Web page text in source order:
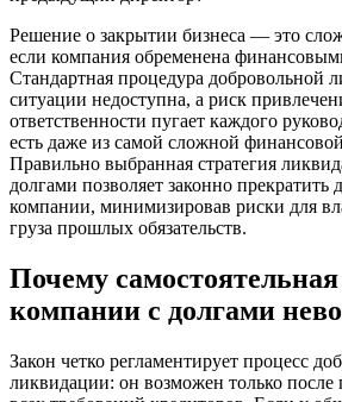
Решение о закрытии бизнеса — это
если компания обременена
Стандартная процедура добровольной
ситуации недоступна, а риск
ответственности пугает каждого
есть даже из самой сложной
Правильно выбранная стратегия
долгами позволяет законно прекратить
компании, минимизировав риски для
груза прошлых обязательств.
Почему
компании с долгами
Закон четко регламентирует процесс
ликвидации: он возможен только